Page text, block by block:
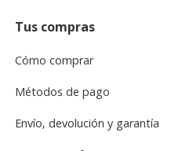
Tus compras
Cómo comprar
Métodos de pago
Envío, devolución y garantía